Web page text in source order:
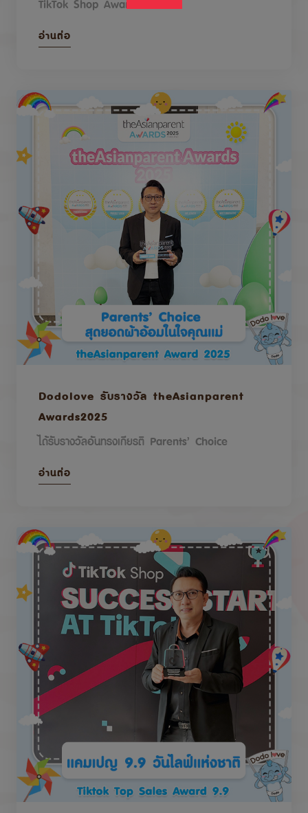
TikTok Shop Awards 2026
อ่านต่อ
Dodolove รับรางวัล theAsianparent
Awards2025
ได้รับรางวัลอันทรงเกียรติ Parents’ Choice
อ่านต่อ